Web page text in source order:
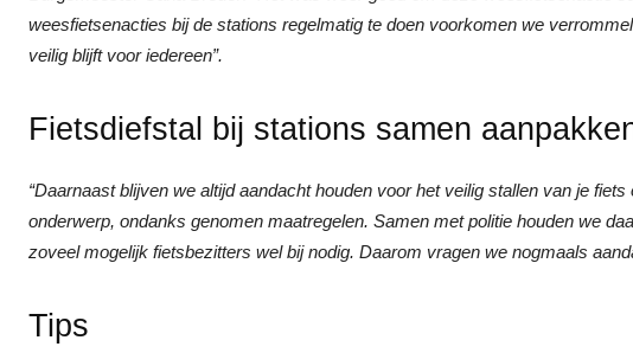
weesfietsenacties bij de stations regelmatig te doen voorkomen we
veilig blijft voor iedereen”.
Fietsdiefstal bij stations samen
“Daarnaast blijven we altijd aandacht houden voor het veilig stallen van je
onderwerp, ondanks genomen maatregelen. Samen met politie houden we
zoveel mogelijk fietsbezitters wel bij nodig. Daarom vragen we nogmaals
Tips